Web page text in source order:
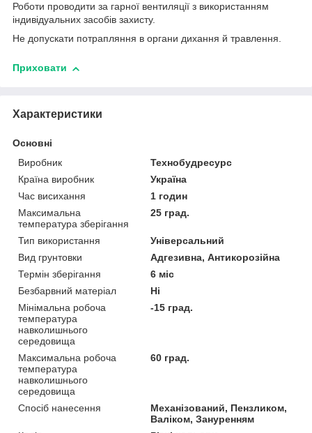
Роботи проводити за гарної вентиляції з використанням
індивідуальних засобів захисту.
Не допускати потрапляння в органи дихання й травлення.
Приховати
Характеристики
Основні
Виробник
Технобудресурс
Країна виробник
Україна
Час висихання
1 годин
Максимальна
температура зберігання
25 град.
Тип використання
Універсальний
Вид грунтовки
Адгезивна, Антикорозійна
Термін зберігання
6 міс
Безбарвний матеріал
Ні
Мінімальна робоча
температура
навколишнього
середовища
-15 град.
Максимальна робоча
температура
навколишнього
середовища
60 град.
Спосіб нанесення
Механізований, Пензликом,
Валіком, Зануренням